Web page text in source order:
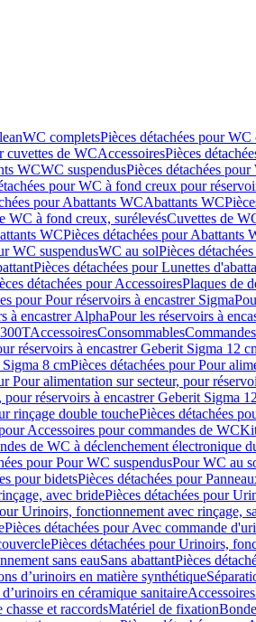
WC completsPièces détachées pour WC
cuvettes de WCAccessoiresPièces
WCWC suspendusPièces détachées
pour WC à fond creux pour
pour Abattants WCAbattants WC
WC à fond creux, surélevésCuvettes de
WCPièces détachées pour Abattants
WC suspendusWC au solPièces
Pièces détachées pour Lunettes
détachées pour AccessoiresPlaques de
pour Pour réservoirs à encastrer Sigma
à encastrer AlphaPour les réservoirs à
AccessoiresConsommables
réservoirs à encastrer Geberit Sigma 12
Sigma 8 cmPièces détachées pour Pour
Pour alimentation sur secteur, pour
réservoirs à encastrer Geberit Sigma
rinçage double touchePièces détachées
Accessoires pour commandes de WC
de WC à déclenchement électronique
pour Pour WC suspendusPour WC au
pour bidetsPièces détachées pour
avec bridePièces détachées pour
Urinoirs, fonctionnement avec rinçage,
Pièces détachées pour Avec commande
Pièces détachées pour Urinoirs,
sans eauSans abattantPièces
d’urinoirs en matière synthétique
en céramique sanitaireAccessoires
chasse et raccordsMatériel de fixation